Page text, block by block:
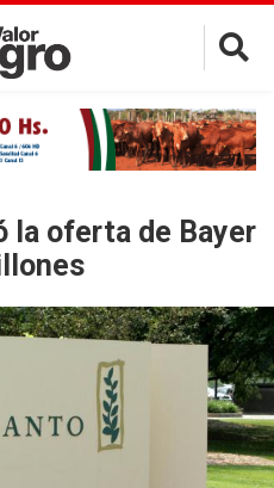
×
la oferta de Bayer